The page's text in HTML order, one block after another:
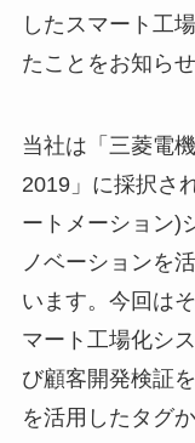
したスマート工
たことをお知ら
当社は「三菱電
2019」に採択さ
ートメーション)
ノベーションを
います。今回は
マート工場化シ
び顧客開発検証
を活用したタグ